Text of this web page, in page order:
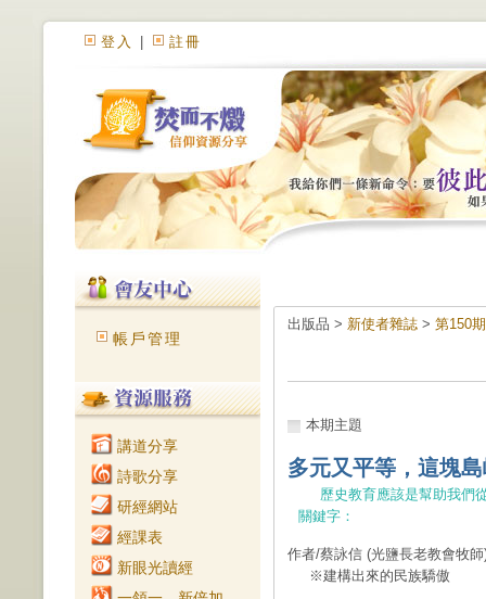
登入 註冊
帳戶管理
講道分享
詩歌分享
研經網站
經課表
新眼光讀經
出版品 > 新使者雜誌 > 第150
本期主題
多元又平等，這塊
歷史教育應該是幫助我們
關鍵字：
作者/蔡詠信 (光鹽長老教會牧師
※建構出來的民族驕傲